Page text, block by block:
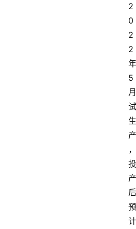
2
0
2
2
年
5
月
试
生
产
，
投
产
后
预
计